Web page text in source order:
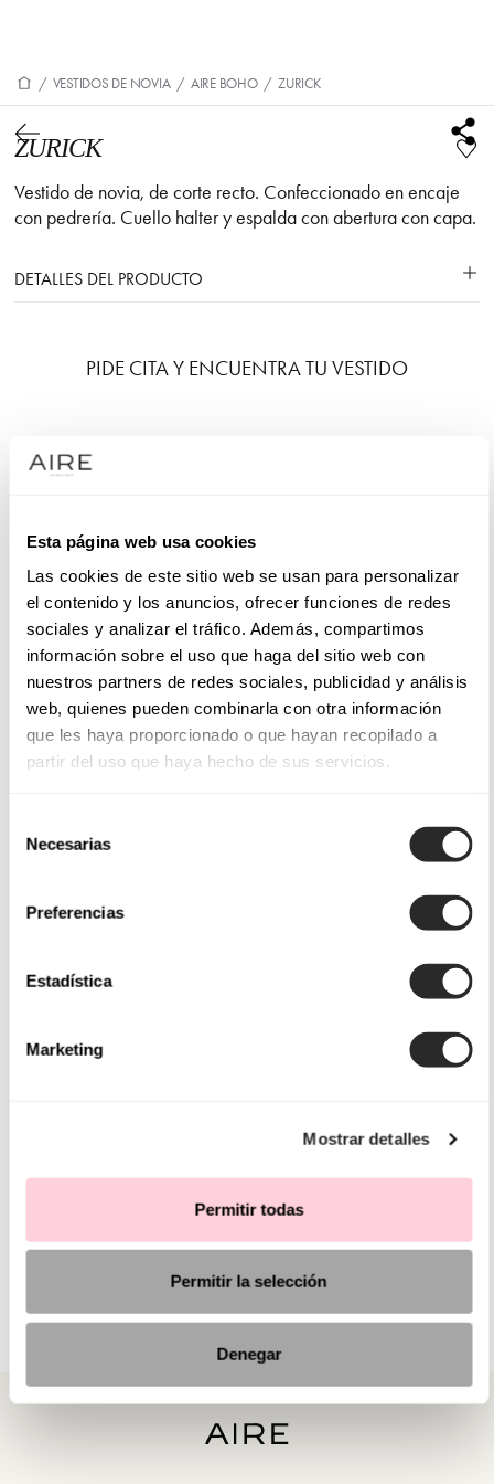
Esta página web usa cookies
Las cookies de este sitio web se usan para personalizar
el contenido y los anuncios, ofrecer funciones de redes
sociales y analizar el tráfico. Además, compartimos
información sobre el uso que haga del sitio web con
nuestros partners de redes sociales, publicidad y análisis
web, quienes pueden combinarla con otra información
que les haya proporcionado o que hayan recopilado a
partir del uso que haya hecho de sus servicios.
Necesarias
Preferencias
Estadística
Marketing
Mostrar detalles
Permitir todas
Permitir la selección
Denegar
/ VESTIDOS DE NOVIA / AIRE BOHO / ZURICK
ZURICK
Vestido de novia, de corte recto. Confeccionado en encaje
con pedrería. Cuello halter y espalda con abertura con capa.
DETALLES DEL PRODUCTO
PIDE CITA Y ENCUENTRA TU VESTIDO